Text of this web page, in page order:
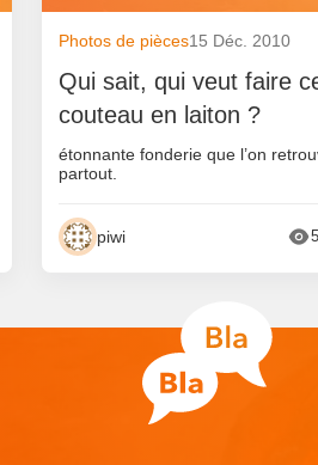
Photos de pièces15 Déc. 2010
Qui sait, qui veut faire
couteau en laiton ?
étonnante fonderie que l’on
partout.
piwi